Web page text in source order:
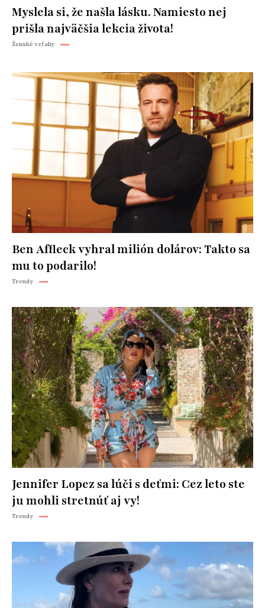
Myslela si, že našla lásku. Namiesto nej
prišla najväčšia lekcia života!
Ženské vzťahy
Ben Affleck vyhral milión dolárov: Takto sa
mu to podarilo!
Trendy
Jennifer Lopez sa lúči s deťmi: Cez leto ste
ju mohli stretnúť aj vy!
Trendy